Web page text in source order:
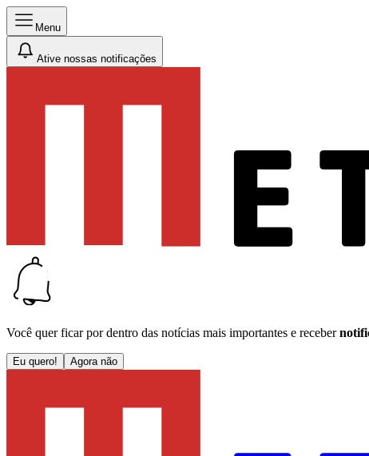
Menu
Ative nossas notificações
Você quer ficar por dentro das notícias mais importantes e receber
Eu quero! Agora não